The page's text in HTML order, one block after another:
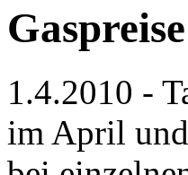
1.4.2010 -
im April